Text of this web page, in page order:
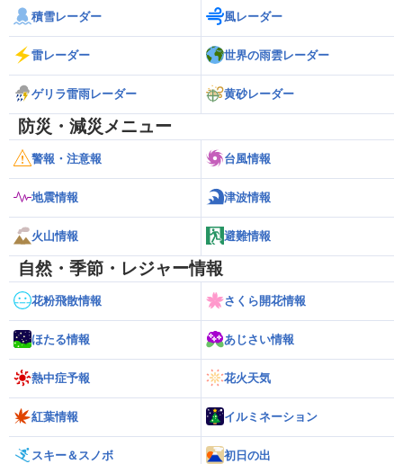
積雪レーダー 風レーダー
雷レーダー 世界の雨雲レーダー
ゲリラ雷雨レーダー 黄砂レーダー
防災・減災メニュー
警報・注意報 台風情報
地震情報 津波情報
火山情報 避難情報
自然・季節・レジャー情報
花粉飛散情報 さくら開花情報
ほたる情報 あじさい情報
熱中症予報 花火天気
紅葉情報 イルミネーション
スキー＆スノボ 初日の出